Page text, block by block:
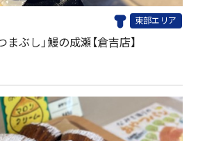
東部エリア
まぶし」鰻の成瀬【倉吉店】